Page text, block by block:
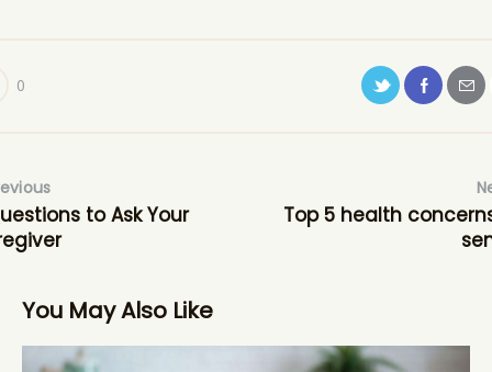
0
to Ask Your
Top 5 health
You May Also Like